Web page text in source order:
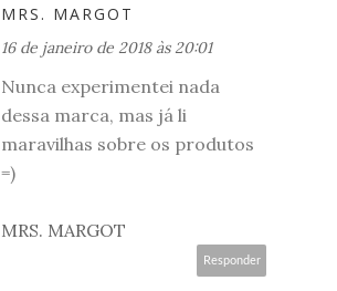
MRS. MARGOT
16 de janeiro de 2018 às 20:01
Nunca experimentei nada
dessa marca, mas já li
maravilhas sobre os produtos
=)
MRS. MARGOT
Responder